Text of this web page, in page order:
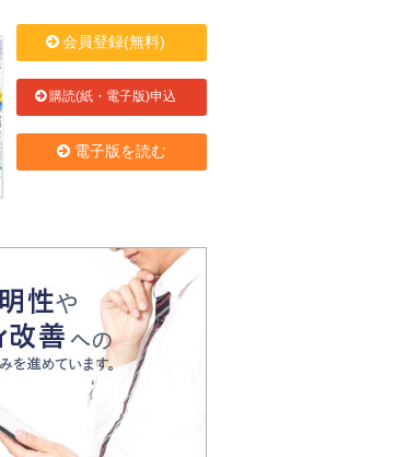
会員登録(無料)
購読(紙・電子版)申込
電子版を読む